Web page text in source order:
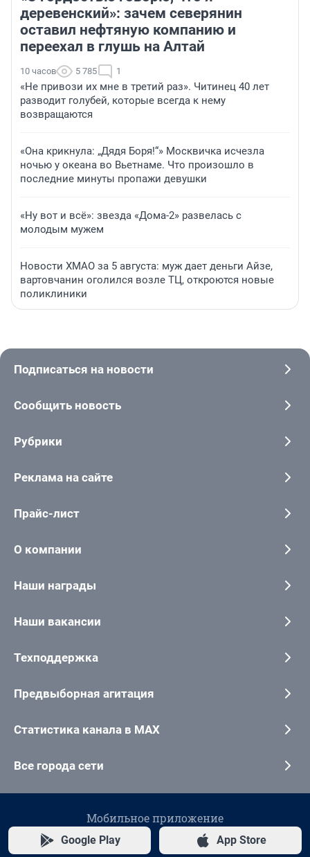
деревенский»: зачем северянин
оставил нефтяную компанию и
переехал в глушь на Алтай
10 часов 5 785 1
«Не привози их мне в третий раз». Читинец 40 лет
разводит голубей, которые всегда к нему
возвращаются
«Она крикнула: „Дядя Боря!“» Москвичка исчезла
ночью у океана во Вьетнаме. Что произошло в
последние минуты пропажи девушки
«Ну вот и всё»: звезда «Дома-2» развелась с
молодым мужем
Новости ХМАО за 5 августа: муж дает деньги Айзе,
вартовчанин оголился возле ТЦ, откроются новые
поликлиники
Подписаться на новости
Сообщить новость
Рубрики
Реклама на сайте
Прайс-лист
О компании
Наши награды
Наши вакансии
Техподдержка
Предвыборная агитация
Статистика канала в MAX
Все города сети
Мобильное приложение
Google Play App Store